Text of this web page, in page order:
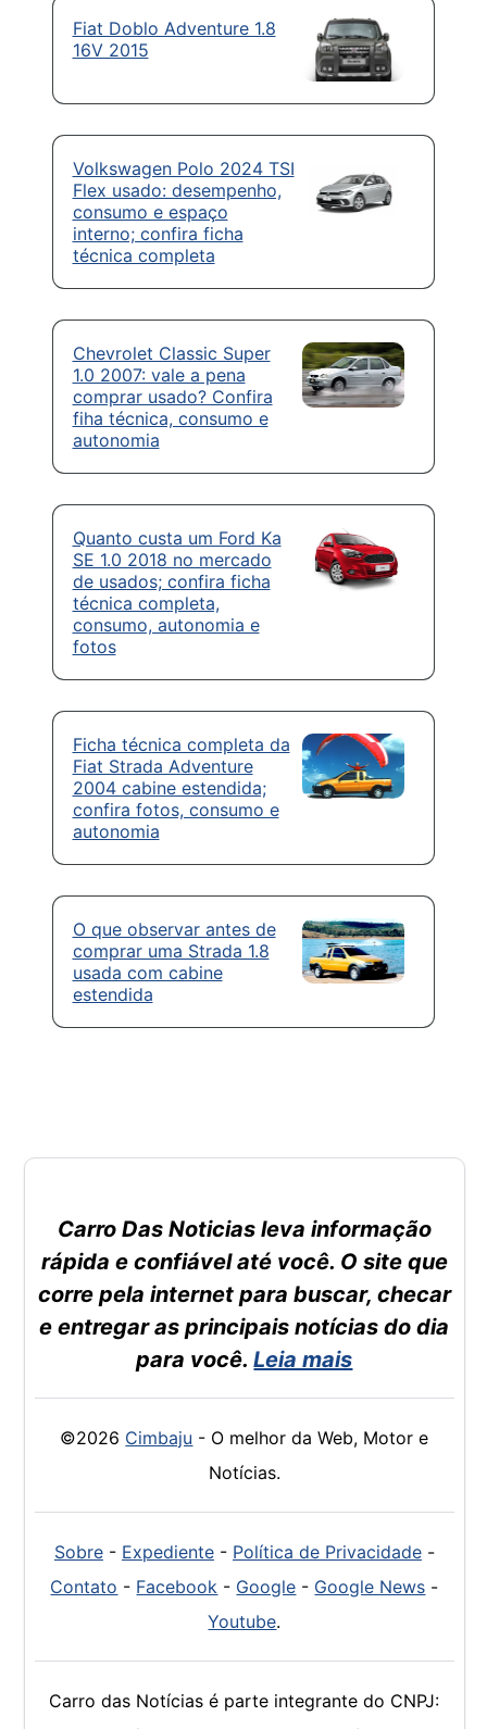
Fiat Doblo Adventure 1.8
16V 2015
Volkswagen Polo 2024 TSI
Flex usado: desempenho,
consumo e espaço
interno; confira ficha
técnica completa
Chevrolet Classic Super
1.0 2007: vale a pena
comprar usado? Confira
fiha técnica, consumo e
autonomia
Quanto custa um Ford Ka
SE 1.0 2018 no mercado
de usados; confira ficha
técnica completa,
consumo, autonomia e
fotos
Ficha técnica completa da
Fiat Strada Adventure
2004 cabine estendida;
confira fotos, consumo e
autonomia
O que observar antes de
comprar uma Strada 1.8
usada com cabine
estendida
Carro Das Noticias leva informação
rápida e confiável até você. O site que
corre pela internet para buscar, checar
e entregar as principais notícias do dia
para você.Leia mais
©2026 Cimbaju - O melhor da Web, Motor e
Notícias.
Sobre- Expediente- Política de Privacidade-
Contato - Facebook - Google - Google News -
Youtube.
Carro das Notícias é parte integrante do CNPJ: